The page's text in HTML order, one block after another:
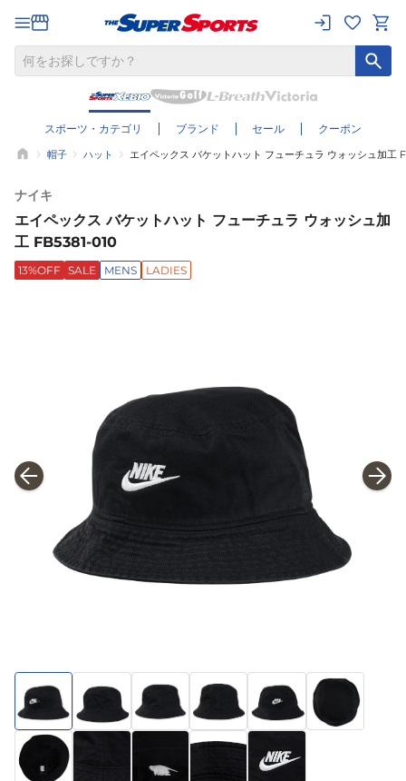
スポーツ・カテゴリ ブランド セール クーポン
帽子 ハット エイペックス バケットハット フューチュラ ウォッシュ加工
ナイキ
エイペックス バケットハット フューチュラ ウォッシュ加
工 FB5381-010
13%OFF SALE MENS LADIES